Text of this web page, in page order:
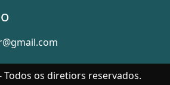
os diretiors reservados.